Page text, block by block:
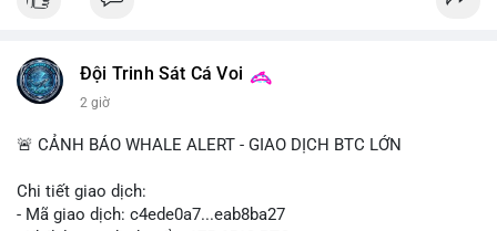
Đội Trinh Sát Cá Voi
2 giờ
🚨 CẢNH BÁO WHALE ALERT - GIAO DỊCH BTC LỚN
Chi tiết giao dịch:
- Mã giao dịch: c4ede0a7...eab8ba27